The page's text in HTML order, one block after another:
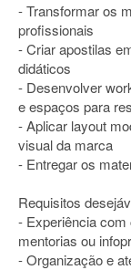
- Transformar os
profissionais
- Criar apostilas
didáticos
- Desenvolver
e espaços para
- Aplicar layout
visual da marca
- Entregar os
Requisitos
- Experiência
mentorias ou
- Organização e